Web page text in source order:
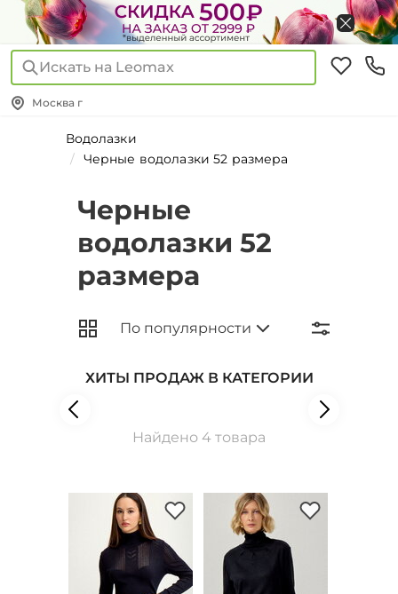
Искать на Leomax
Москва г
Водолазки
Черные водолазки 52 размера
Черные
водолазки 52
размера
ХИТЫ ПРОДАЖ В КАТЕГОРИИ
Найдено 4 товара